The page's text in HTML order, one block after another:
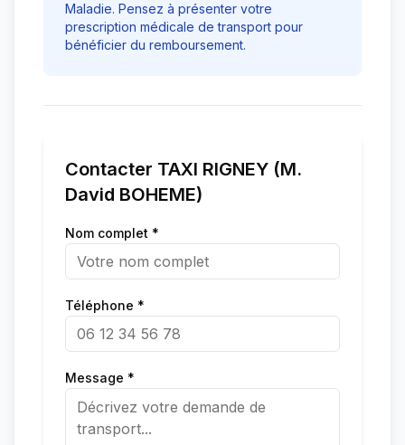
Maladie. Pensez à présenter votre
prescription médicale de transport pour
bénéficier du remboursement.
Contacter TAXI RIGNEY (M.
David BOHEME)
Nom complet *
Téléphone *
Message *